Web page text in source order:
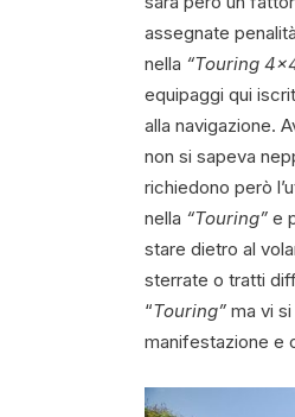
assegnate
nella “Touring
equipaggi qui
alla navigazione.
non si sapeva
richiedono però
nella “Touring” e
stare dietro al
sterrate o tratti
“Touring” ma vi
manifestazione e